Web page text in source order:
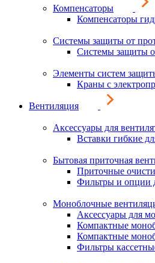
Компенсаторы
Компенсаторы
Системы защиты от
Системы защиты
Элементы систем
Краны с
Вентиляция
Аксессуары для
Вставки гибкие
Бытовая приточная
Приточные
Фильтры и опции
Моноблочные
Аксессуары для
Компактные
Компактные
Фильтры